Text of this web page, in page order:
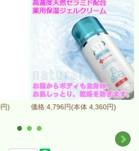
) 価格:4,796円(本体 4,360円)